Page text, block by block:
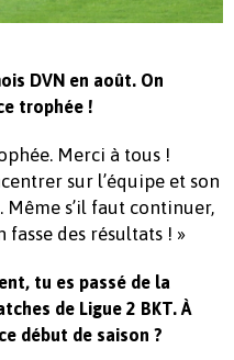
DVN en août. On
trophée !
Merci à tous !
sur l’équipe et son
Même s’il faut continuer,
des résultats ! »
tu es passé de la
de Ligue 2 BKT. À
début de saison ?